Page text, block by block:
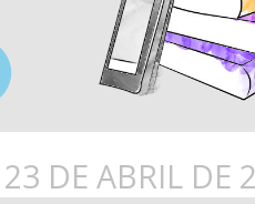
23 DE ABRIL DE